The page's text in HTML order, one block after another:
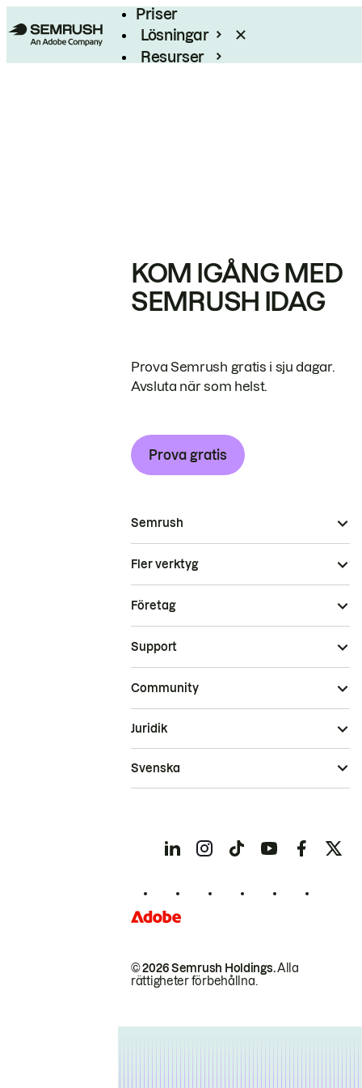
Priser
Lösningar
Resurser
KOM IGÅNG MED
SEMRUSH IDAG
Prova Semrush gratis i sju dagar.
Avsluta när som helst.
Prova gratis
Semrush
Fler verktyg
Företag
Support
Community
© 2026 Semrush Holdings.Alla
rättigheter förbehållna.
Juridik
Svenska